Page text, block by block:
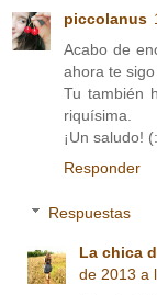
piccolanus
Acabo de
ahora te
Tu también
riquísima.
¡Un saludo! (:
Responder
Respuestas
La chica
de 2013 a